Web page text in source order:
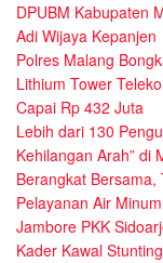
DPUBM Kabupaten
Adi Wijaya Kepanjen
Polres Malang
Lithium Tower
Capai Rp 432 Juta
Lebih dari 130
Kehilangan Arah” di
Berangkat
Pelayanan Air
Jambore PKK
Kader Kawal